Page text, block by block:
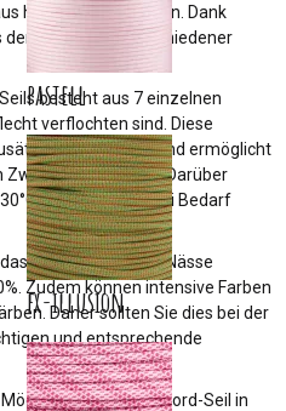
hochwertigem Nylon. Dank
Strapazen verschiedener
besteht aus 7 einzelnen
verflochten sind. Diese
Festigkeit und ermöglicht
Zwecken zu nutzen. Darüber
sodass Sie es bei Bedarf
Paracord-Seil bei Nässe
Zudem können intensive Farben
Daher sollten Sie dies bei der
und entsprechende
das Paracord-Seil in
pastell
fx-illusion